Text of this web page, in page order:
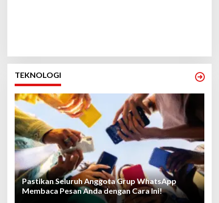
TEKNOLOGI
Pastikan Seluruh Anggota Grup WhatsApp
Membaca Pesan Anda dengan Cara Ini!